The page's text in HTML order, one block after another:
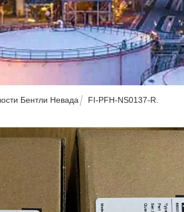
Бентли Невада FI-PFH-NS0137-R.